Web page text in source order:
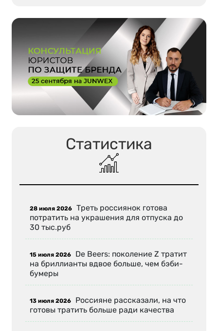
Статистика
28 июля 2026 Треть россиянок готова
потратить на украшения для отпуска до
30 тыс.руб
15 июля 2026 De Beers: поколение Z тратит
на бриллианты вдвое больше, чем бэби-
бумеры
13 июля 2026 Россияне рассказали, на что
готовы тратить больше ради качества